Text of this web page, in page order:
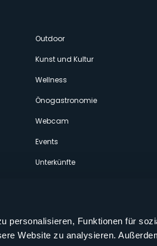
personalisieren, Funktionen für
Website zu analysieren.
Outdoor
Kunst und Kultur
Wellness
Önogastronomie
Webcam
Events
Unterkünfte
Folgen Sie uns auf unseren